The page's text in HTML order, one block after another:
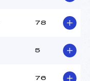
ANAIS (MB)
78
5
76